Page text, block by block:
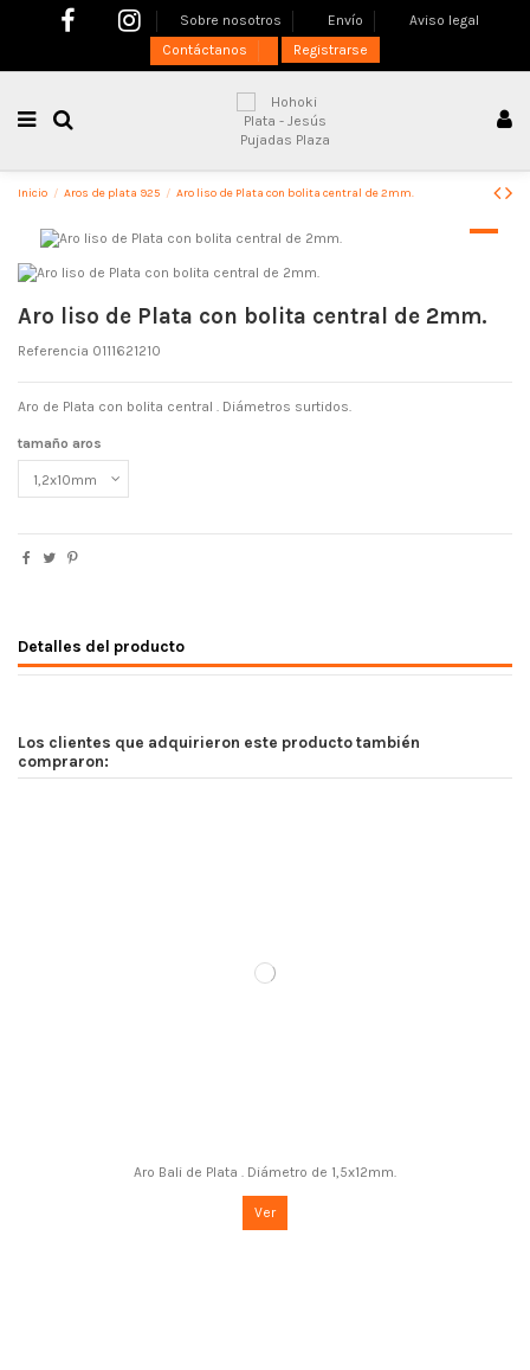
Sobre nosotros Envío
Aviso legal
Contáctanos
Registrarse
Inicio Aros de plata 925 Aro liso de Plata con bolita central de 2mm.
Aro liso de Plata con bolita central de 2mm.
Referencia 0111621210
Aro de Plata con bolita central . Diámetros surtidos.
tamaño aros
Detalles del producto
Los clientes que adquirieron este producto también
compraron:
Aro Bali de Plata . Diámetro de 1,5x12mm.
Ver